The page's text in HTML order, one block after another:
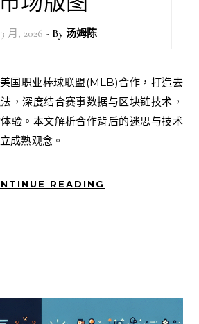
3 月, 2026 - By汤姆陈
，深度结合赛事数据与区块链技术，
验。本文解析合作背后的迷思与技术
成熟观念。
READING